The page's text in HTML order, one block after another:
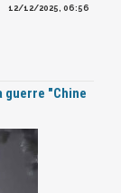
12/12/2025, 06:56
guerre "Chine